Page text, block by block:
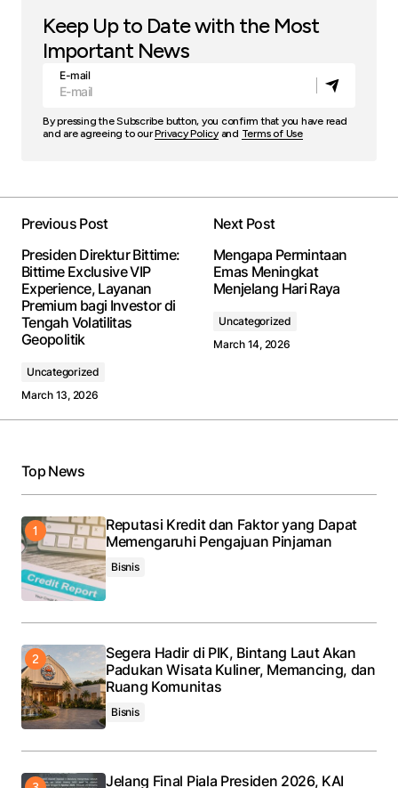
Keep Up to Date with the Most
Important News
E-mail
By pressing the Subscribe button, you confirm that you have read
and are agreeing to ourPrivacy Policyand Terms of Use
Previous Post
Presiden Direktur Bittime:
Bittime Exclusive VIP
Experience, Layanan
Premium bagi Investor di
Tengah Volatilitas
Geopolitik
Uncategorized
March 13, 2026
Next Post
Mengapa Permintaan
Emas Meningkat
Menjelang Hari Raya
Uncategorized
March 14, 2026
Top News
Reputasi Kredit dan Faktor yang Dapat
Memengaruhi Pengajuan Pinjaman
Bisnis
Segera Hadir di PIK, Bintang Laut Akan
Padukan Wisata Kuliner, Memancing, dan
Ruang Komunitas
Bisnis
Jelang Final Piala Presiden 2026, KAI